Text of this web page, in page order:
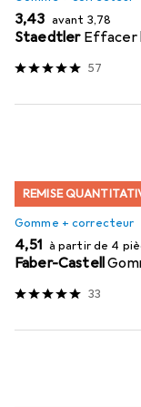
EUR
3,43 avant EUR
3,78
Staedtler Effacer
57
REMISE
Gomme + correcteur
EUR
4,51 à partir de 4
Faber-Castell
33